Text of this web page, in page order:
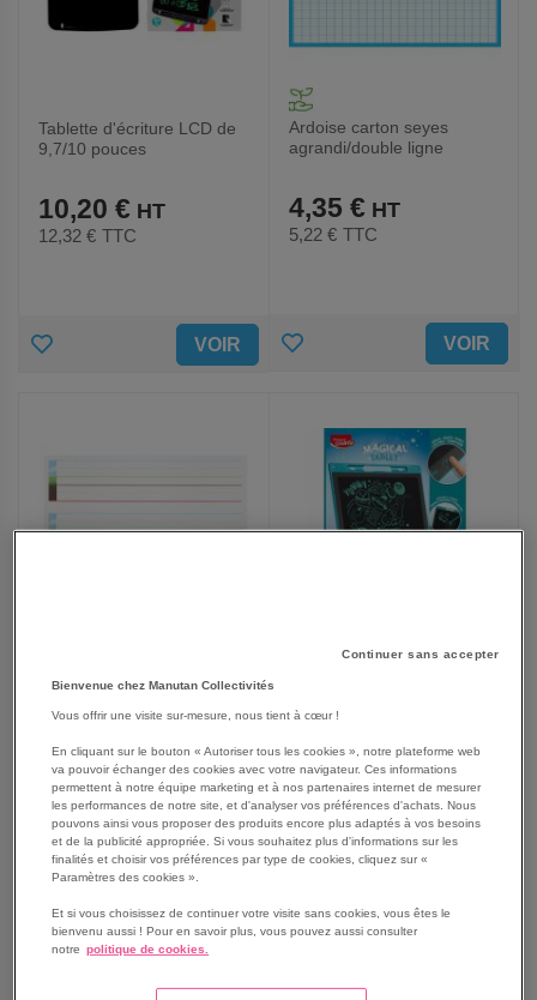
Tablette d'écriture LCD de
9,7/10 pouces
10,20 €
12,32 € TTC
AJOUTER VOIR
Ardoise carton seyes
agrandi/double ligne
4,35 €
5,22 € TTC
AJOUTER
FAVORIS
VOIR
Tableau magnétique
effaçable à sec 22x29cm
6,05 €
7,26 € TTC
AJOUTER
AUX
VOIR
sec Magic Board grand
13,80 €
16,64 € TTC
AJOUTER
FAVORIS
VOIR
Continuer sans accepter
Bienvenue chez Manutan Collectivités
Vous offrir une visite sur-mesure, nous tient à cœur !
En cliquant sur le bouton « Autoriser tous les cookies », notre plateforme web
va pouvoir échanger des cookies avec votre navigateur. Ces informations
permettent à notre équipe marketing et à nos partenaires internet de mesurer
les performances de notre site, et d'analyser vos préférences d'achats. Nous
pouvons ainsi vous proposer des produits encore plus adaptés à vos besoins
et de la publicité appropriée. Si vous souhaitez plus d'informations sur les
finalités et choisir vos préférences par type de cookies, cliquez sur «
Paramètres des cookies ».
Et si vous choisissez de continuer votre visite sans cookies, vous êtes le
bienvenu aussi ! Pour en savoir plus, vous pouvez aussi consulter
notre politique de cookies.